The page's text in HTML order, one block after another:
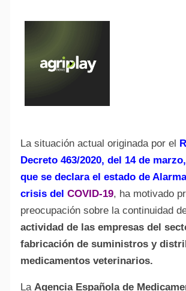
La situación actual originada por el
Decreto 463/2020, del 14 de
que se declara el estado de
crisis del COVID-19, ha motivado
preocupación sobre la continuidad
actividad de las empresas del
fabricación de suministros y
medicamentos veterinarios.
La Agencia Española de